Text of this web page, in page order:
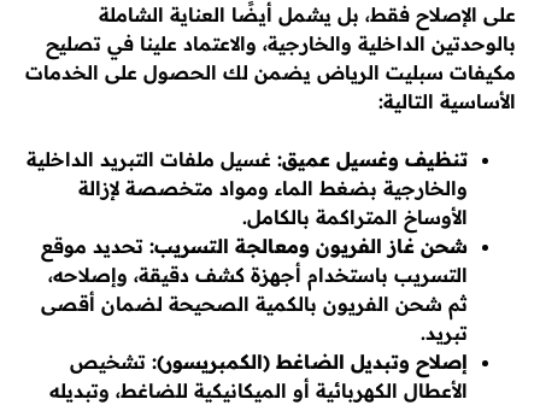
على الإصلاح فقط، بل يشمل أيضًا العناية الشاملة
بالوحدتين الداخلية والخارجية، والاعتماد علينا في تصليح
مكيفات سبليت الرياض يضمن لك الحصول على الخدمات
الأساسية التالية:
تنظيف وغسيل عميق: غسيل ملفات التبريد الداخلية
والخارجية بضغط الماء ومواد متخصصة لإزالة
الأوساخ المتراكمة بالكامل.
شحن غاز الفريون ومعالجة التسريب: تحديد موقع
التسريب باستخدام أجهزة كشف دقيقة، وإصلاحه،
ثم شحن الفريون بالكمية الصحيحة لضمان أقصى
تبريد.
إصلاح وتبديل الضاغط (الكمبريسور): تشخيص
الأعطال الكهربائية أو الميكانيكية للضاغط، وتبديله